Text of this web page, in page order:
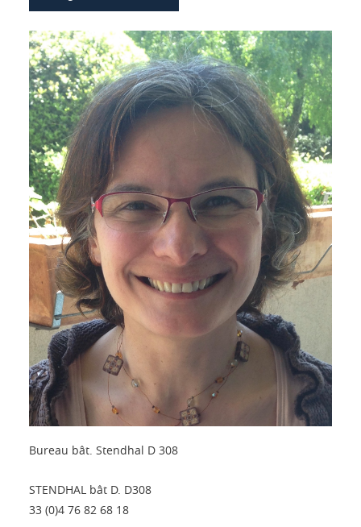
Bureau bât. Stendhal D 308
STENDHAL bât D. D308
33 (0)4 76 82 68 18